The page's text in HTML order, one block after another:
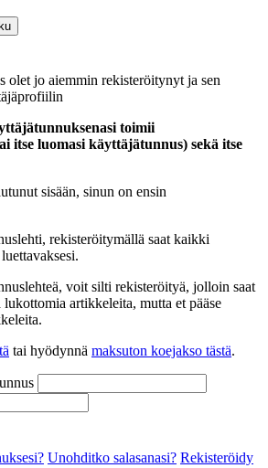
olet jo aiemmin rekisteröitynyt ja sen
toimii
itse luomasi käyttäjätunnus) sekä itse
sisään, sinun on ensin
rekisteröitymällä saat kaikki
voit silti rekisteröityä, jolloin saat
artikkeleita, mutta et pääse
tai hyödynnä maksuton koejakso tästä.
Unohditko salasanasi? Rekisteröidy